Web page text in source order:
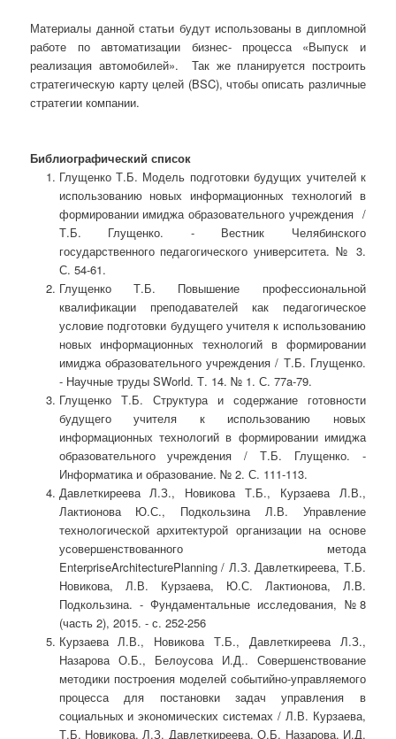
Материалы данной статьи будут использованы в дипломной
работе по автоматизации бизнес- процесса «Выпуск и
реализация автомобилей». Так же планируется построить
стратегическую карту целей (BSC), чтобы описать различные
стратегии компании.
Библиографический список
Глущенко Т.Б. Модель подготовки будущих учителей к
использованию новых информационных технологий в
формировании имиджа образовательного учреждения /
Т.Б. Глущенко. - Вестник Челябинского
государственного педагогического университета. № 3.
С. 54-61.
Глущенко Т.Б. Повышение профессиональной
квалификации преподавателей как педагогическое
условие подготовки будущего учителя к использованию
новых информационных технологий в формировании
имиджа образовательного учреждения / Т.Б. Глущенко.
- Научные труды SWorld. Т. 14. № 1. С. 77a-79.
Глущенко Т.Б. Структура и содержание готовности
будущего учителя к использованию новых
информационных технологий в формировании имиджа
образовательного учреждения / Т.Б. Глущенко. -
Информатика и образование. № 2. С. 111-113.
Давлеткиреева Л.З., Новикова Т.Б., Курзаева Л.В.,
Лактионова Ю.С., Подкользина Л.В. Управление
технологической архитектурой организации на основе
усовершенствованного метода
EnterpriseArchitecturePlanning / Л.З. Давлеткиреева, Т.Б.
Новикова, Л.В. Курзаева, Ю.С. Лактионова, Л.В.
Подкользина. - Фундаментальные исследования, №8
(часть 2), 2015. - с. 252-256
Курзаева Л.В., Новикова Т.Б., Давлеткиреева Л.З.,
Назарова О.Б., Белоусова И.Д.. Совершенствование
методики построения моделей событийно-управляемого
процесса для постановки задач управления в
социальных и экономических системах / Л.В. Курзаева,
Т.Б. Новикова, Л.З. Давлеткиреева, О.Б. Назарова, И.Д.